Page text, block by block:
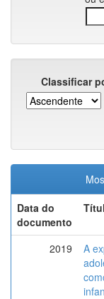
Classificar
Data do
documento
2019
A